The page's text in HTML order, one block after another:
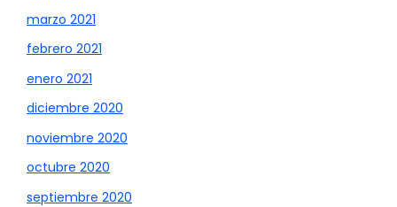
marzo 2021
febrero 2021
enero 2021
diciembre 2020
noviembre 2020
octubre 2020
septiembre 2020